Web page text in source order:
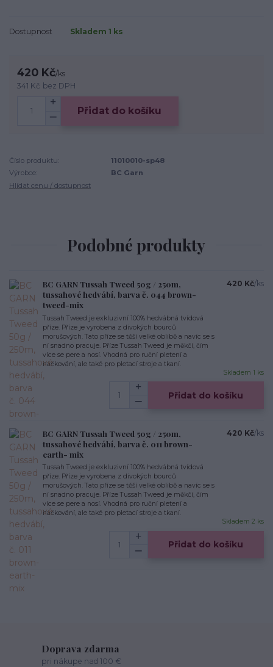
Dostupnost Skladem 1 ks
420 Kč/ks
341 Kč bez DPH
Přidat do košíku
Číslo produktu:
11010010-sp48
Výrobce:
BC Garn
Hlídat cenu / dostupnost
Podobné produkty
BC GARN Tussah Tweed 50g / 250m,
tussahové hedvábí, barva č. 044 brown-
tweed-mix
Tussah Tweed je exkluzivní 100% hedvábná tvídová
příze. Příze je vyrobena z divokých bourců
morušových. Tato příze se těší velké oblibě a navíc se s
ní snadno pracuje. Příze Tussah Tweed je měkčí, čím
více se pere a nosí. Vhodná pro ruční pletení a
háčkování, ale také pro pletací stroje a tkaní.
420 Kč/ks
Skladem 1 ks
Přidat do košíku
BC GARN Tussah Tweed 50g / 250m,
tussahové hedvábí, barva č. 011 brown-
earth- mix
Tussah Tweed je exkluzivní 100% hedvábná tvídová
příze. Příze je vyrobena z divokých bourců
morušových. Tato příze se těší velké oblibě a navíc se s
ní snadno pracuje. Příze Tussah Tweed je měkčí, čím
více se pere a nosí. Vhodná pro ruční pletení a
háčkování, ale také pro pletací stroje a tkaní.
420 Kč/ks
Skladem 2 ks
Přidat do košíku
Doprava zdarma
pri nákupe nad 100 €